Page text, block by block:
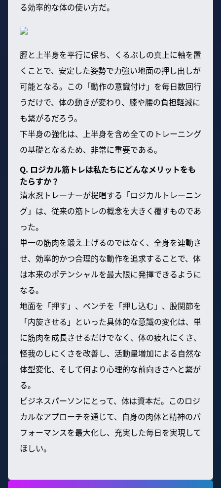
る効率的な体の使い方だ。
脛と上半身を平行に保ち、くるぶしの真上に軸を置
くことで、安定した姿勢で力強い地面の押し出しが
可能となる。この「動作の意識付け」を毎日数回行
うだけで、体の動きが変わり、膝や腰の負担軽減に
も繋がるだろう。
下半身の強化は、上半身を含め全てのトレーニング
の基礎となるため、非常に重要である。
Q. ロジカル筋トレは私たちにどんなメリットをも
たらすか？
清水忍トレーナーが提唱する「ロジカルトレーニン
グ」は、従来の筋トレの概念を大きく覆すものであ
った。
単一の筋肉を鍛え上げるのではなく、全身を連動さ
せ、効率的かつ合理的な動作を追求することで、体
は本来のポテンシャルを最大限に発揮できるように
なる。
地面を「押す」、ベンチを「押し込む」、股関節を
「内旋させる」といった具体的な意識の変化は、単
に筋肉を成長させるだけでなく、体の疲れにくさ、
怪我のしにくさを改善し、活動量増加による自然な
体型変化、そして何より心理的な前向きさへと繋が
る。
ビジネスパーソンにとって、体は資本だ。このロジ
カルなアプローチを通じて、自身の肉体と精神のパ
フォーマンスを最大化し、充実した毎日を実現して
ほしい。